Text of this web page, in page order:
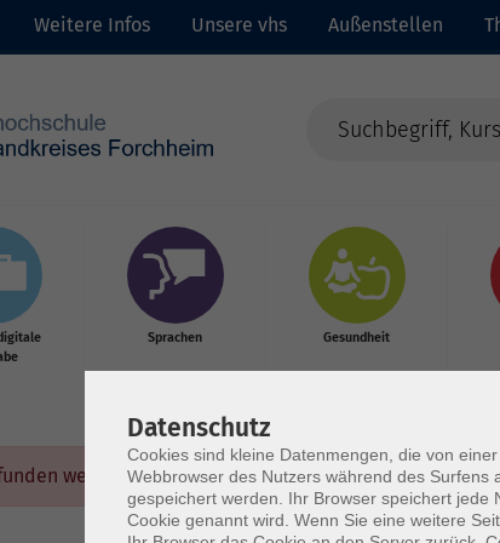
Weitere Infos Unsere vhs Außenstellen
Sprachen Gesundheit
werden.
Datenschutz
Cookies sind kleine Datenmengen, die von
Webbrowser des Nutzers während des Surfens
gespeichert werden. Ihr Browser speichert jede
Cookie genannt wird. Wenn Sie eine weitere